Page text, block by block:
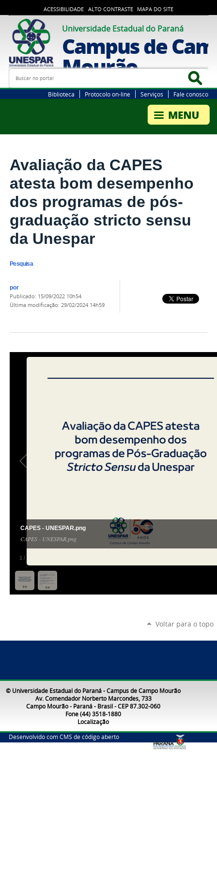
ACESSIBILIDADE ALTO CONTRASTE MAPA DO SITE
Universidade Estadual do Paraná
Campus de
Mourão
Busca
Biblioteca Protocolo on-line Serviços Fale conosco
Avaliação da CAPES
atesta bom desempenho
dos programas de pós-
graduação stricto sensu
da Unespar
Pesquisa
por
publicado: 15/09/2022 10h54
última modificação: 29/02/2024 14h59
1 /
CAPES - UNESPAR.png
CAPES - UNESPAR.png
Voltar para o topo
© Universidade Estadual do Paraná - Campus de Campo Mourão
Av. Comendador Norberto Marcondes, 733
Campo Mourão - Paraná - Brasil - CEP 87.302-060
Fone (44) 3518-1880
Localização
Desenvolvido com CMS de código aberto